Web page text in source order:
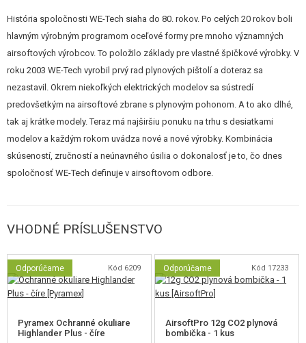
Pohyblivé diely aj skutočnou zbraňou
funkčné tlačidlo uvoľňovača zásobníka, poistka záveru, dlaňová poistka
aj páčka záchyt záveru. Po jej vybratí je možné sňať záver a zbraň vyčistiť.
Záver je nutné sňať aj pre nastavenie Hop-Up systému - otáčaním
drobného ozubeného kolieska na komore.
Mieridlá sú, rovnako ako pri origináli, pevné. Strenky imitujúce drevo sú
vyrobené z plastu.
O pohon sa u tohto modelu staráCO2bombička, ktorá sa vkladá do
rán. Zásobník má kapacitu 15 guličiek.
Pri streľbe sa záver prudko s kovovým klapnutím pohne dozadu a imituje
tak reálny pohyb záveru ostrej zbrane. Po dostrieľaní všetkých rán zostáva
záver zachytený v zadnej polohe.
Hlaveň je opatrená na svojom ústí krátkym závitom M11 . V príslušenstve
nižšie nájdete vhodný adaptér s pomocou ktorého môžete na zbraň
História spoločnosti WE-Tech siaha do 80. rokov. Po celých 20 rokov boli
hlavným výrobným programom oceľové formy pre mnoho významných
airsoftových výrobcov. To položilo základy pre vlastné špičkové výrobky. V
roku 2003 WE-Tech vyrobil prvý rad plynových pištolí a doteraz sa
nezastavil. Okrem niekoľkých elektrických modelov sa sústredí
predovšetkým na airsoftové zbrane s plynovým pohonom. A to ako dlhé,
tak aj krátke modely. Teraz má najširšiu ponuku na trhu s desiatkami
modelov a každým rokom uvádza nové a nové výrobky. Kombinácia
skúseností, zručností a neúnavného úsilia o dokonalosť je to, čo dnes
spoločnosť WE-Tech definuje v airsoftovom odbore.
VHODNÉ PRÍSLUŠENSTVO
Odporúčame Kód 6209
Pyramex Ochranné okuliare
Highlander Plus - číre
Odporúčame Kód 17233
AirsoftPro 12g CO2 plynová
bombička - 1 kus